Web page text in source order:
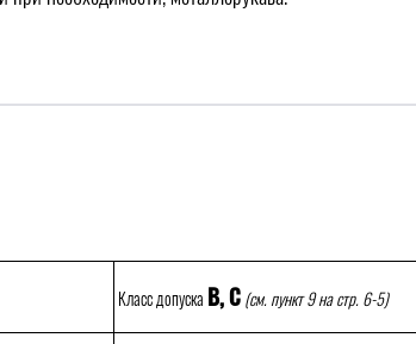
Класс допуска В, С (см. пункт 9 на стр. 6-5)